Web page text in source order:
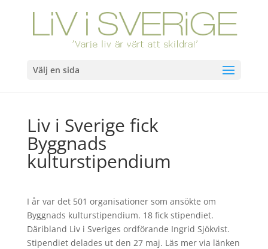
Välj en sida
Liv i Sverige fick
Byggnads
kulturstipendium
I år var det 501 organisationer som ansökte om
Byggnads kulturstipendium. 18 fick stipendiet.
Däribland Liv i Sveriges ordförande Ingrid Sjökvist.
Stipendiet delades ut den 27 maj. Läs mer via länken